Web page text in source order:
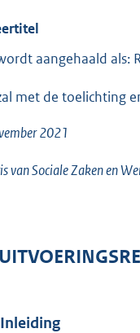
aangehaald
met de toelichting
2021
van Sociale Zaken en